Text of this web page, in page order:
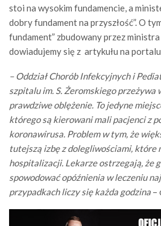
stoi na wysokim fundamencie, a
dobry fundament na przyszłość”. O
fundament” zbudowany przez
dowiadujemy się z artykułu na
– Oddział Chorób Infekcyjnych i
szpitalu im. S. Żeromskiego
prawdziwe oblężenie. To jedyne
którego są kierowani mali pacjenci z
koronawirusa. Problem w tym, że
tutejszą izbę z dolegliwościami, które
hospitalizacji. Lekarze ostrzegają, że
spowodować opóźnienia w leczeniu
przypadkach liczy się każda godzina –